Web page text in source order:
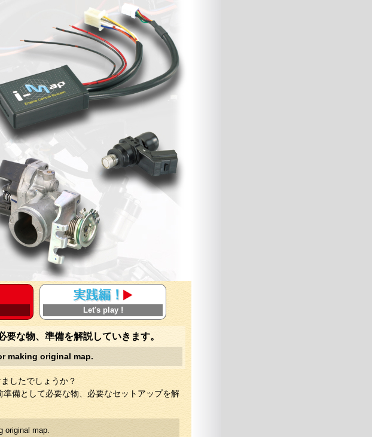
Let's play !
な物、準備を解説していきます。
making original map.
したでしょうか？
備として必要な物、必要なセットアップを解
original map.